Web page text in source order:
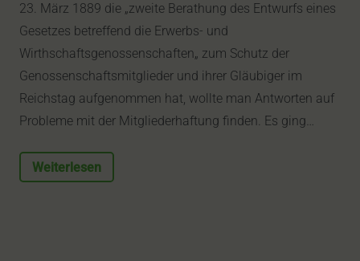
23. März 1889 die „zweite Berathung des Entwurfs eines
Gesetzes betreffend die Erwerbs- und
Wirthschaftsgenossenschaften„ zum Schutz der
Genossenschaftsmitglieder und ihrer Gläubiger im
Reichstag aufgenommen hat, wollte man Antworten auf
Probleme mit der Mitgliederhaftung finden. Es ging…
Weiterlesen